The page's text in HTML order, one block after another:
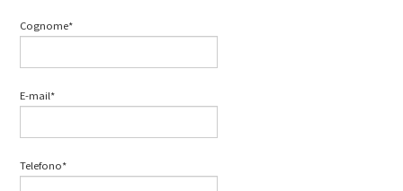
Cognome*
E-mail*
Telefono*